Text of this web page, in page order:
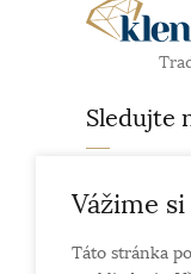
Sledujte
facebook
Vážime
Táto stránka